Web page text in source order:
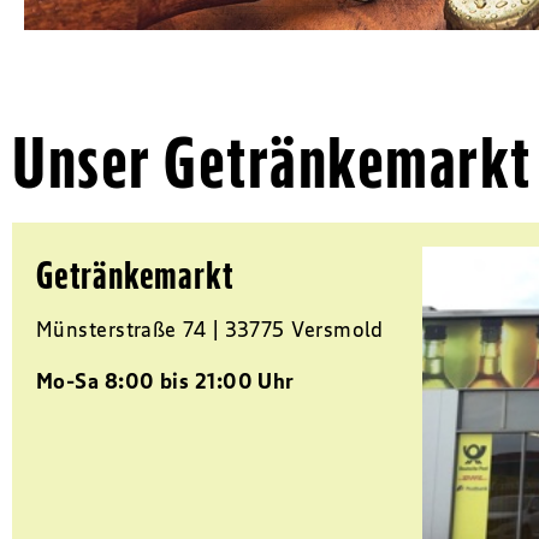
Unser Getränkemarkt
Getränkemarkt
Münsterstraße 74
33775 Versmold
Mo-Sa 8:00 bis 21:00 Uhr